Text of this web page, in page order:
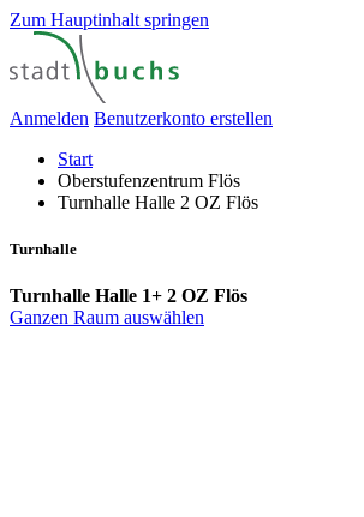
Zum Hauptinhalt springen
Anmelden Benutzerkonto erstellen
Start
Oberstufenzentrum Flös
Turnhalle Halle 2 OZ Flös
Turnhalle
Turnhalle Halle 1+ 2 OZ Flös
Ganzen Raum auswählen